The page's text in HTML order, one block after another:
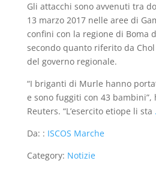
Gli attacchi sono avvenuti tra
13 marzo 2017 nelle aree di
confini con la regione di Boma
secondo quanto riferito da
del governo regionale.
“I briganti di Murle hanno
e sono fuggiti con 43 bambini”,
Reuters. “L’esercito etiope li sta
Da: : ISCOS Marche
Category: Notizie